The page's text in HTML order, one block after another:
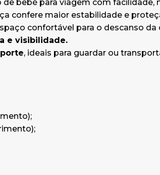
cm (altura x largura x
cm (altura x largura x
ventilação;
e nylon;
cinzento (
com o berço
bebé para viagem com facilidade,
confere maior estabilidade e
confortável para o descanso da
e visibilidade.
, ideais para guardar ou